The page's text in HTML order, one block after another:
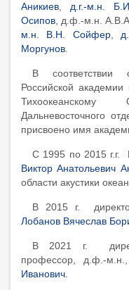
Аникиев
д.г.-м.н.
Осипов , д.ф.-м.н.
м.н. В.Н. Сойфер,
Моргунов
В
Российской
Тихоокеанскому
Дальневосточного
присвоено имя
С 1995 по 2015 г.г.
Виктор Анатольевич
области акустики
В 2015 г.
Лобанов Вячеслав
В 2021 г.
профессор, д.ф.-
Иванович.